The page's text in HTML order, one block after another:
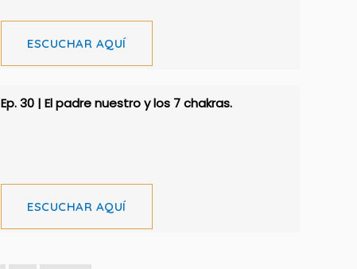
ESCUCHAR AQUÍ
Ep. 30 | El padre nuestro y los 7 chakras.
ESCUCHAR AQUÍ